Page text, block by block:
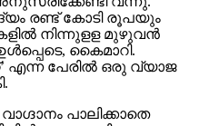
രണ്ട് കോടി രൂപയും
നിന്നുളള മുഴുവന്‍
കൈമാറി.
എന്ന പേരില്‍ ഒരു വ്യാജ
പാലിക്കാതെ